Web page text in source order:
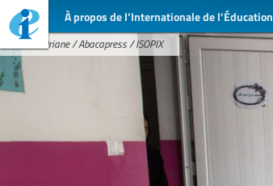
À propos de l’Internationale de l’Éducation
Zerah Oriane / Abacapress / ISOPIX